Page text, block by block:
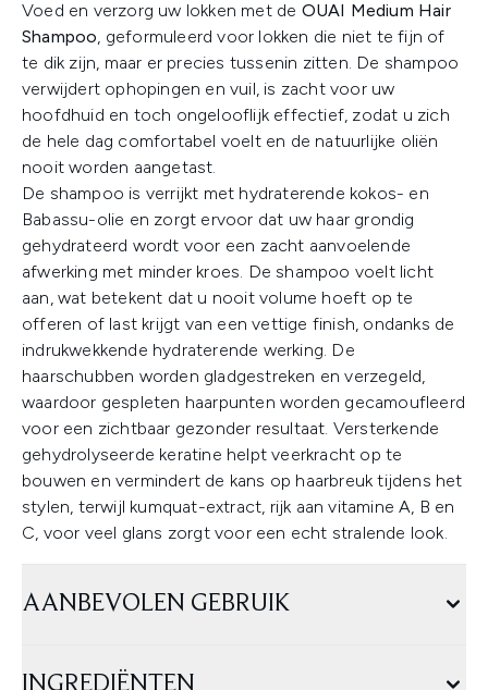
Voed en verzorg uw lokken met de OUAI Medium Hair
Shampoo, geformuleerd voor lokken die niet te fijn of
te dik zijn, maar er precies tussenin zitten. De shampoo
verwijdert ophopingen en vuil, is zacht voor uw
hoofdhuid en toch ongelooflijk effectief, zodat u zich
de hele dag comfortabel voelt en de natuurlijke oliën
nooit worden aangetast.
De shampoo is verrijkt met hydraterende kokos- en
Babassu-olie en zorgt ervoor dat uw haar grondig
gehydrateerd wordt voor een zacht aanvoelende
afwerking met minder kroes. De shampoo voelt licht
aan, wat betekent dat u nooit volume hoeft op te
offeren of last krijgt van een vettige finish, ondanks de
indrukwekkende hydraterende werking. De
haarschubben worden gladgestreken en verzegeld,
waardoor gespleten haarpunten worden gecamoufleerd
voor een zichtbaar gezonder resultaat. Versterkende
gehydrolyseerde keratine helpt veerkracht op te
bouwen en vermindert de kans op haarbreuk tijdens het
stylen, terwijl kumquat-extract, rijk aan vitamine A, B en
C, voor veel glans zorgt voor een echt stralende look.
AANBEVOLEN GEBRUIK
INGREDIËNTEN